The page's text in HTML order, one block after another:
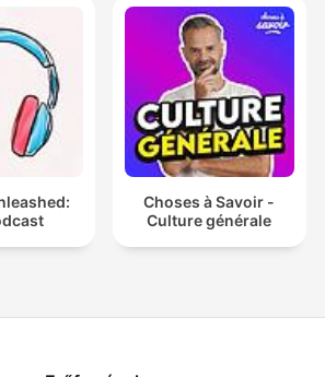
Choses à Savoir -
Culture générale